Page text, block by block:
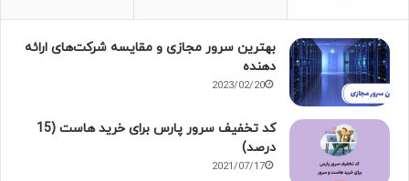
بهترین سرور مجازی و مقایسه شرکت‌های ارائه
دهنده
2023/02/20
کد تخفیف سرور پارس برای خرید هاست (15
درصد)
2021/07/17